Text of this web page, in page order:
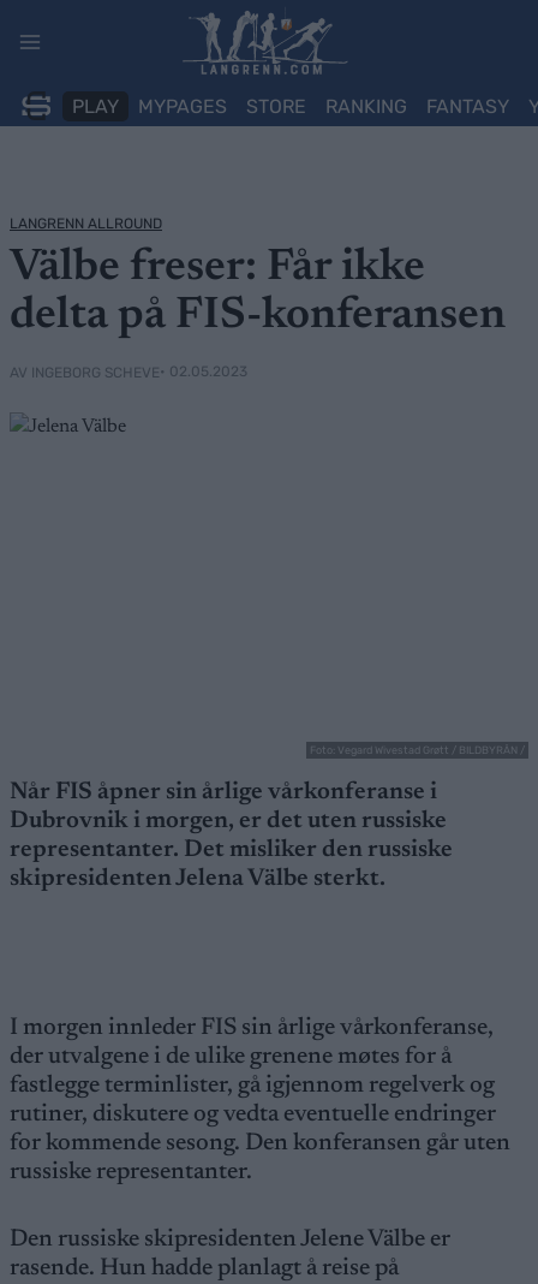
PLAY MYPAGES STORE RANKING FANTASY
LANGRENN ALLROUND
Välbe freser: Får ikke
delta på FIS-konferansen
AV INGEBORG SCHEVE• 02.05.2023
Foto: Vegard Wivestad Grøtt / BILDBYRÅN /
Når FIS åpner sin årlige vårkonferanse i
Dubrovnik i morgen, er det uten russiske
representanter. Det misliker den russiske
skipresidenten Jelena Välbe sterkt.
I morgen innleder FIS sin årlige vårkonferanse,
der utvalgene i de ulike grenene møtes for å
fastlegge terminlister, gå igjennom regelverk og
rutiner, diskutere og vedta eventuelle endringer
for kommende sesong. Den konferansen går uten
russiske representanter.
Den russiske skipresidenten Jelene Välbe er
rasende. Hun hadde planlagt å reise på